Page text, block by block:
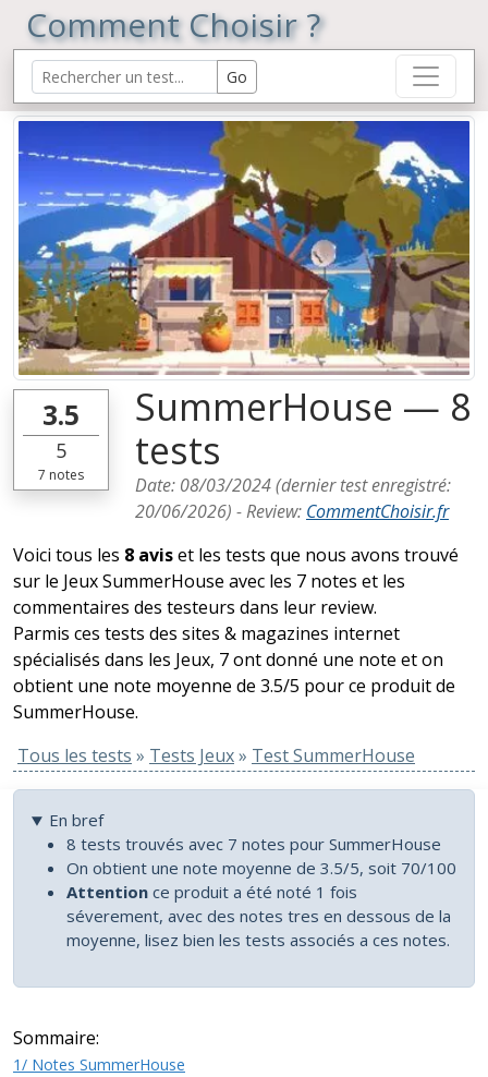
Comment Choisir ?
3.5
5
7 notes
SummerHouse — 8
tests
Date: 08/03/2024(dernier test enregistré:
20/06/2026) -Review: CommentChoisir.fr
Voici tous les 8 aviset les tests que nous avons trouvé
sur le Jeux SummerHouse avec les 7 notes et les
commentaires des testeurs dans leur review.
Parmis ces tests des sites & magazines internet
spécialisés dans les Jeux, 7 ont donné une note et on
obtient une note moyenne de 3.5/5 pour ce produit de
SummerHouse.
Tous les tests » Tests Jeux» Test SummerHouse
En bref
8 tests trouvés avec 7 notes pour SummerHouse
On obtient une note moyenne de 3.5/5, soit 70/100
Attention ce produit a été noté 1 fois
séverement, avec des notes tres en dessous de la
moyenne, lisez bien les tests associés a ces notes.
Sommaire:
1/ Notes SummerHouse